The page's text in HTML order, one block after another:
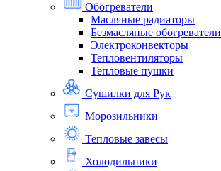
Обогреватели
Масляные радиаторы
Безмасляные обогреватели
Электроконвекторы
Тепловентиляторы
Тепловые пушки
Сушилки для Рук
Морозильники
Тепловые завесы
Холодильники